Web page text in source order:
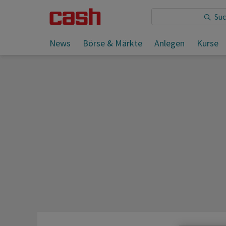
News Börse & Märkte Anlegen Kurse
Sie lesen: